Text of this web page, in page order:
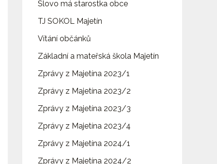
Slovo má starostka obce
TJ SOKOL Majetín
Vítání občánků
Základní a mateřská škola Majetín
Zprávy z Majetína 2023/1
Zprávy z Majetína 2023/2
Zprávy z Majetína 2023/3
Zprávy z Majetína 2023/4
Zprávy z Majetína 2024/1
Zprávy z Majetína 2024/2